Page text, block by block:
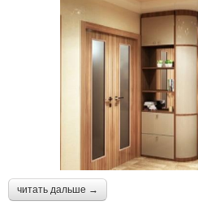
читать дальше →